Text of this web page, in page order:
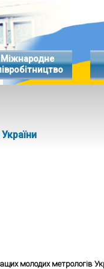
Міжнародне
молодих метрологів